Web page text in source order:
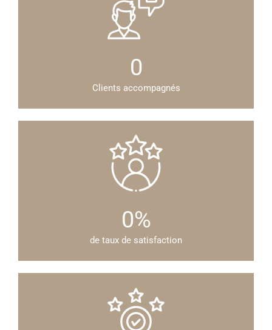
0
Clients accompagnés
0%
de taux de satisfaction